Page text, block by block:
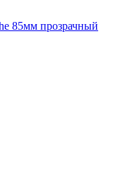
85мм прозрачный